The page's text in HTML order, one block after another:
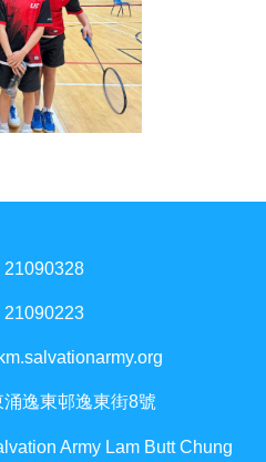
21090328
21090223
逸東邨逸東街8號
Army Lam Butt Chung